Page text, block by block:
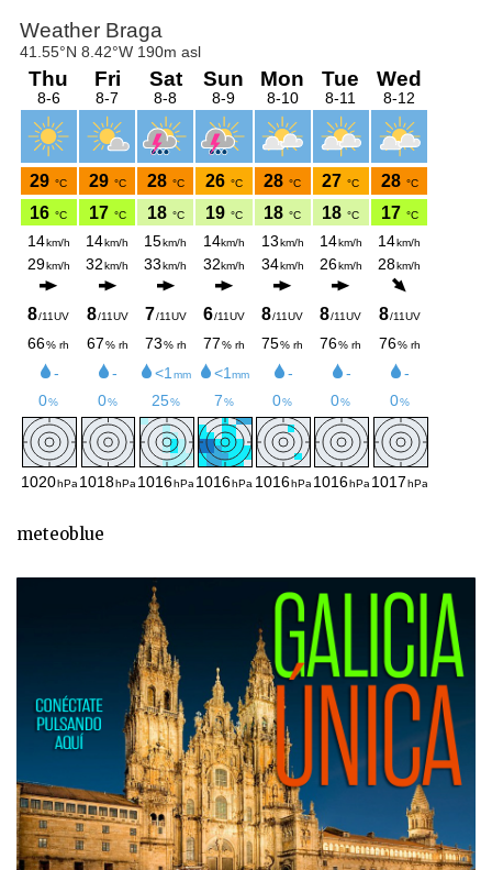
meteoblue